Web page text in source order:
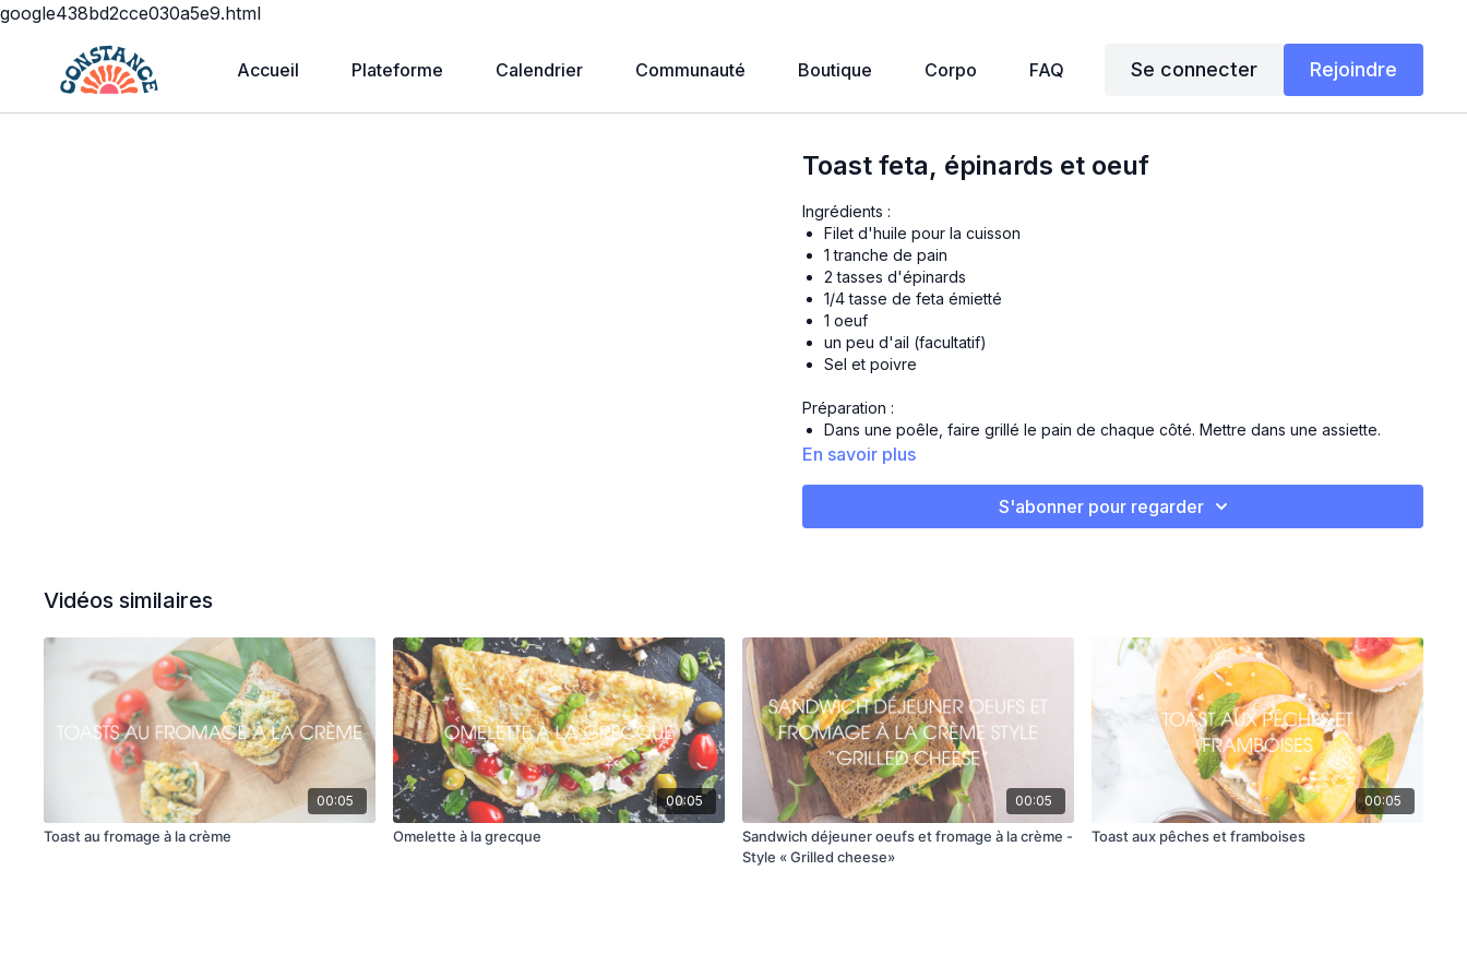
google438bd2cce030a5e9.html
Accueil Plateforme Calendrier Communauté Boutique Corpo FAQ Se connecter Rejoindre
Toast feta, épinards et oeuf
Ingrédients :
Filet d'huile pour la cuisson
1 tranche de pain
2 tasses d'épinards
1/4 tasse de feta émietté
1 oeuf
un peu d'ail (facultatif)
Sel et poivre
Préparation :
Dans une poêle, faire grillé le pain de chaque côté. Mettre dans une assiette.
Dans la même poêle, faire chauffer un filet d'huile, ajouter les épinards, le feta, l'ail
Mettre le mélange d'épinards sur la toast, assaisonner au goût et déguster!
En savoir plus
S'abonner pour regarder
Vidéos similaires
00:05
Toast au fromage à la crème
00:05
Omelette à la grecque
00:05
Sandwich déjeuner oeufs et fromage à la crème -
Style « Grilled cheese»
00:05
Toast aux pêches et framboises